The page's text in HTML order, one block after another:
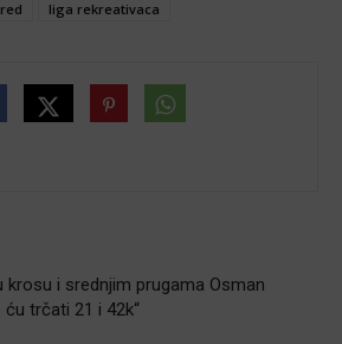
liga rekreativaca
krosu i srednjim prugama Osman
trčati 21 i 42k“